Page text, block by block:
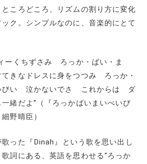
ころどころ、リズムの割り方に変化
ク。シンプルなのに、音楽的にとて
ーくちずさみ ろっか・ばい・ま
きなドレスに身をつつみ ろっか・
びい 泣かないでさ これからは ダ
緒だよ”（『ろっかばいまいべいび
野晴臣）
った『Dinah』という歌を思い出し
詞にある、英語を思わせる“ろっか